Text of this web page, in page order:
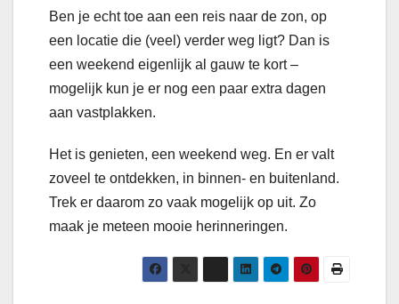
Ben je echt toe aan een reis naar de zon, op
een locatie die (veel) verder weg ligt? Dan is
een weekend eigenlijk al gauw te kort –
mogelijk kun je er nog een paar extra dagen
aan vastplakken.
Het is genieten, een weekend weg. En er valt
zoveel te ontdekken, in binnen- en buitenland.
Trek er daarom zo vaak mogelijk op uit. Zo
maak je meteen mooie herinneringen.